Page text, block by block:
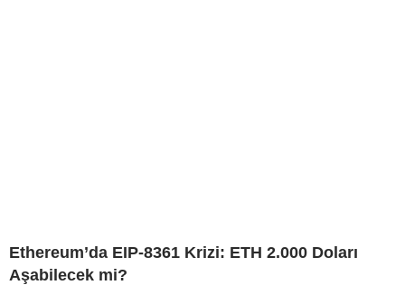
Ethereum’da EIP-8361 Krizi: ETH 2.000 Doları
Aşabilecek mi?